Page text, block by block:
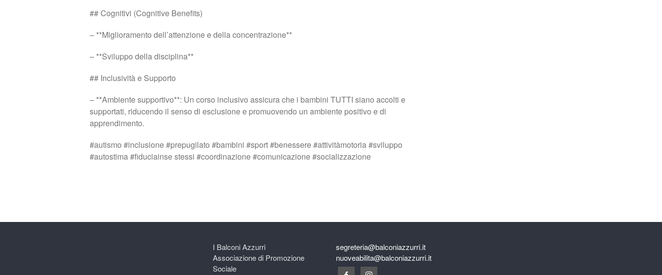
## Cognitivi (Cognitive Benefits)
– **Miglioramento dell’attenzione e della concentrazione**
– **Sviluppo della disciplina**
## Inclusività e Supporto
– **Ambiente supportivo**: Un corso inclusivo assicura che i bambini TUTTI siano accolti e
supportati, riducendo il senso di esclusione e promuovendo un ambiente positivo e di
apprendimento.
#autismo #inclusione #prepugilato #bambini #sport #benessere #attivitàmotoria #sviluppo
#autostima #fiduciainse stessi #coordinazione #comunicazione #socializzazione
I Balconi Azzurri
Associazione di Promozione
Sociale
segreteria@balconiazzurri.it
nuoveabilita@balconiazzurri.it